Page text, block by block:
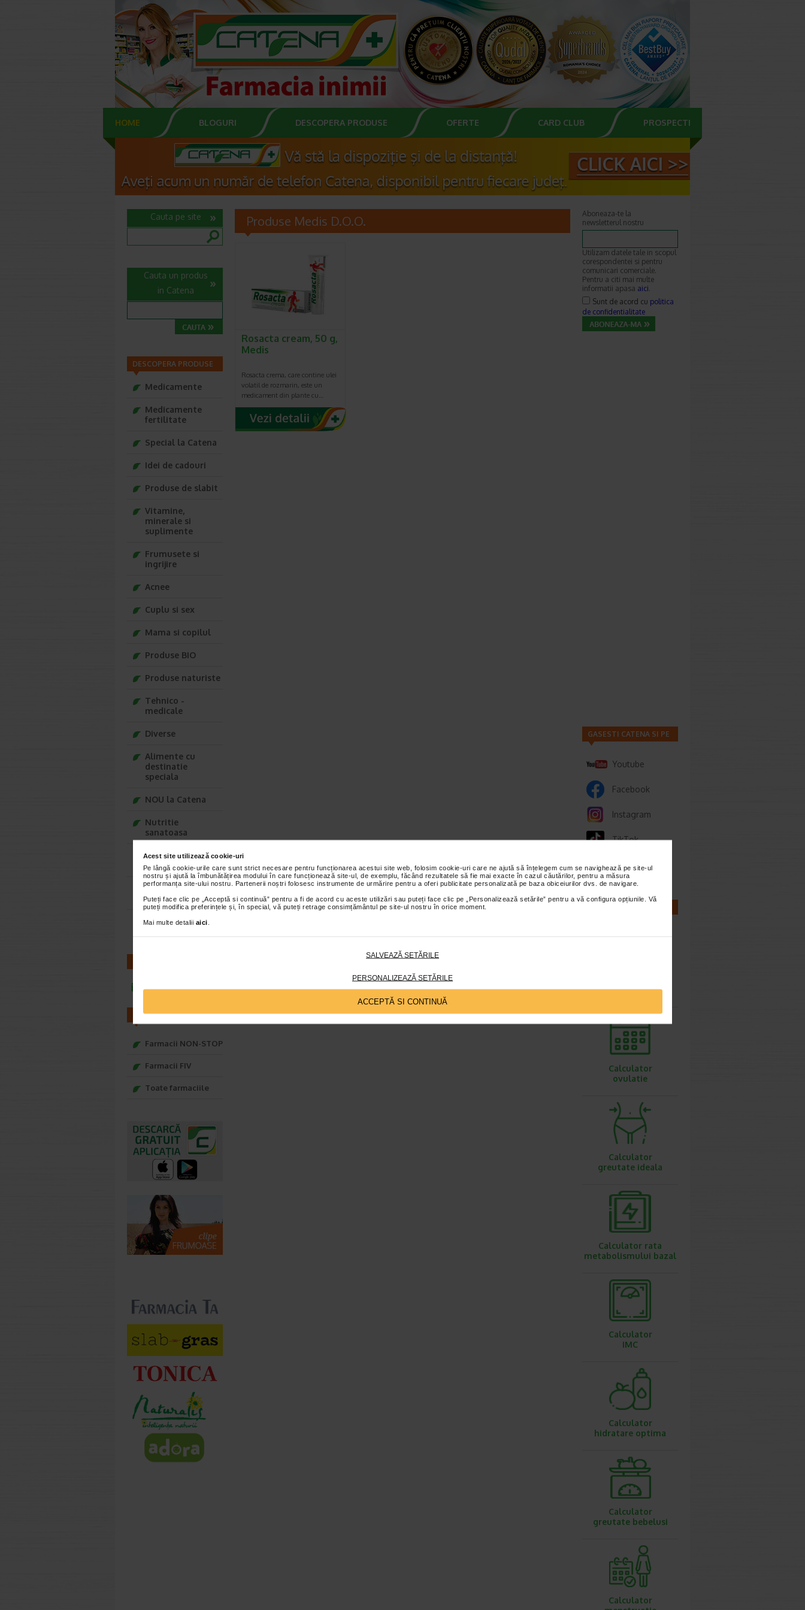
Acest site utilizează cookie-uri
Pe lângă cookie-urile care sunt strict necesare pentru funcționarea acestui site web, folosim cookie-uri care ne ajută să înțelegem cum se navighează pe site-ul
nostru și ajută la îmbunătățirea modului în care funcționează site-ul, de exemplu, făcând rezultatele să fie mai exacte în cazul căutărilor, pentru a măsura
performanța site-ului nostru. Partenerii noștri folosesc instrumente de urmărire pentru a oferi publicitate personalizată pe baza obiceiurilor dvs. de navigare.
Puteți face clic pe „Acceptă si continuă” pentru a fi de acord cu aceste utilizări sau puteți face clic pe „Personalizează setările” pentru a vă configura opțiunile. Vă
puteți modifica preferințele și, în special, vă puteți retrage consimțământul pe site-ul nostru în orice moment.
Mai multe detalii aici
SALVEAZĂ SETĂRILE
PERSONALIZEAZĂ SETĂRILE
ACCEPTĂ SI CONTINUĂ
HOME BLOGURI DESCOPERA PRODUSE OFERTE CARD CLUB PROSPECTE
Produse Medis D.O.O.
Rosacta cream, 50 g,
Medis
Rosacta crema, care contine ulei
volatil de rozmarin, este un
medicament din plante cu…
Cauta pe site
Cauta un produs
in Catena
DESCOPERA PRODUSE
Medicamente
Medicamente
fertilitate
Special la Catena
Idei de cadouri
Produse de slabit
Vitamine,
minerale si
suplimente
Frumusete si
ingrijire
Acnee
Cuplu si sex
Mama si copilul
Produse BIO
Produse naturiste
Tehnico -
medicale
Diverse
Alimente cu
destinatie
speciala
NOU la Catena
Nutritie
sanatoasa
Ce Oftapic ti se
potriveste
Adora – Adorabili
din prima clipa
Seturi cadou
infoline@catena.ro
FARMACII
Farmacii NON-STOP
Farmacii FIV
Toate farmaciile
Aboneaza-te la
newsletterul nostru
Utilizam datele tale in scopul
corespondentei si pentru
comunicari comerciale.
Pentru a citi mai multe
informatii apasa aici.
Sunt de acord cu politica
de confidentialitate
GASESTI CATENA SI PE
Youtube
Facebook
Instagram
TikTok
Whatsapp
sarcina
Calculator
ovulatie
Calculator
greutate ideala
Calculator rata
metabolismului bazal
Calculator
IMC
Calculator
hidratare optima
Calculator
greutate bebelusi
Calculator